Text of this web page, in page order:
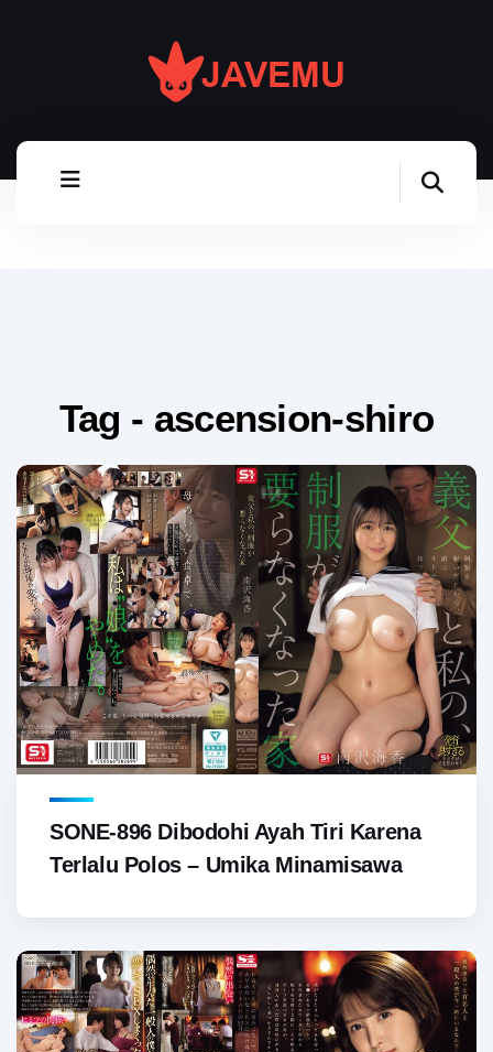
Tag - ascension-shiro
SONE-896 Dibodohi Ayah Tiri Karena
Terlalu Polos – Umika Minamisawa